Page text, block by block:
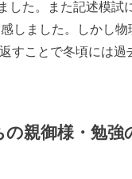
した。また記述模
しました。しかし
すことで冬頃には
親御様・勉